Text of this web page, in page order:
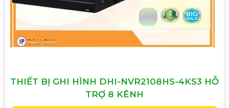
THIẾT BỊ GHI HÌNH DHI-NVR2108HS-4KS3 HỖ
TRỢ 8 KÊNH